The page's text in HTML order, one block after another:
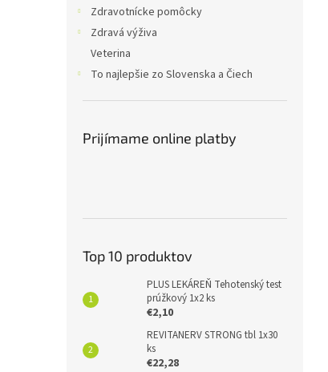
Zdravotnícke pomôcky
Zdravá výživa
Veterina
To najlepšie zo Slovenska a Čiech
Prijímame online platby
Top 10 produktov
PLUS LEKÁREŇ Tehotenský test
prúžkový 1x2 ks
€2,10
REVITANERV STRONG tbl 1x30
ks
€22,28